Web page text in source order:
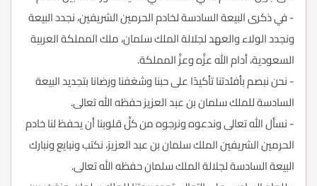
- في ذكرى البيعة السادسة لخادم الحرمين الشريفين، نجدد البيعة
ونجدد الولاء والعهد لجلالة الملك سلمان، ملك المملكة العربية
السعودية، أدام الله عزَّه وعزَّ المملكة.
- نحن نبصم بأفئدتنا تأكيدًا على حبنا وشغفنا ورضانا بتجديد البيعة
السادسة للملك سلمان بن عبد العزيز حفظه الله تعالى.
- نسأل الله تعالى وندعوه ونرجوه من كلِّ قلوبنا أن يحفظ لنا خادم
الحرمين الشريفين الملك سلمان بن عبد العزيز، نكتب ونبايع ونبارك
البيعة السادسة لجلالة الملك سلمان حفظه الله تعالى.